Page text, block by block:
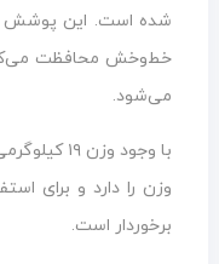
شده است. این پوشش
خط‌وخش محافظت
می‌شود.
وزن را دارد و برای
برخوردار است.